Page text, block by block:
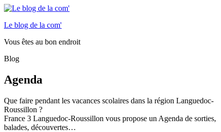
Le blog de la com'
Vous êtes au bon endroit
Blog
Agenda
Que faire pendant les vacances scolaires dans la région Languedoc-
Roussillon ?
France 3 Languedoc-Roussillon vous propose un Agenda de sorties,
balades, découvertes…